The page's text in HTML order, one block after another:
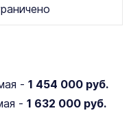
- 1 454 000 руб.
- 1 632 000 руб.